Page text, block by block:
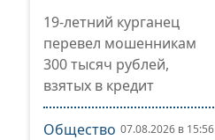
19-летний курганец
перевел мошенникам
300 тысяч рублей,
взятых в кредит
Общество 07.08.2026 в 15:56